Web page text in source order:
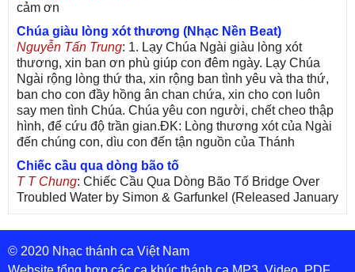
cảm ơn
Chúa giàu lòng xót thương (Nhạc Nền Beat)
Nguyễn Tấn Trung: 1. Lạy Chúa Ngài giàu lòng xót
thương, xin ban ơn phù giúp con đêm ngày. Lạy Chúa
Ngài rộng lòng thứ tha, xin rộng ban tình yêu và tha thứ,
ban cho con đầy hồng ân chan chứa, xin cho con luôn
say men tình Chúa. Chúa yêu con người, chết cheo thập
hình, để cứu độ trần gian.ĐK: Lòng thương xót của Ngài
đến chúng con, dìu con đến tận nguồn của Thánh
Chiếc cầu qua dòng bão tố
T T Chung: Chiếc Cầu Qua Dòng Bão Tố Bridge Over
Troubled Water by Simon & Garfunkel (Released January
26, 1970) Lời Việt: Nhạc Sĩ Vũ Đức Nghiêm Trình Bày:
Chung Tử Lưu
De Colores! (Lời Việt)
Son Vu: Bài hát có lời chưa.Cám ơn
© 2020 Nhạc thánh ca Việt Nam